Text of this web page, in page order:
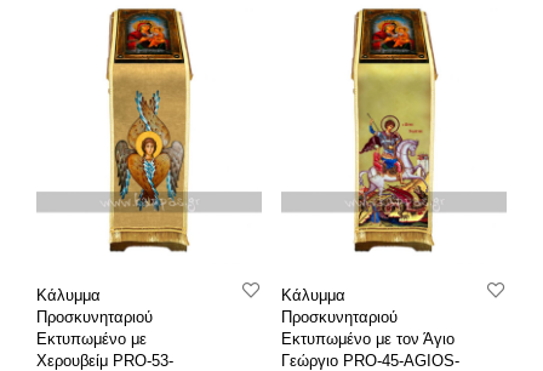
Κάλυμμα
Προσκυνηταριού
Εκτυπωμένο με
Χερουβείμ PRO-53-
Κάλυμμα
Προσκυνηταριού
Εκτυπωμένο με τον Άγιο
Γεώργιο PRO-45-AGIOS-